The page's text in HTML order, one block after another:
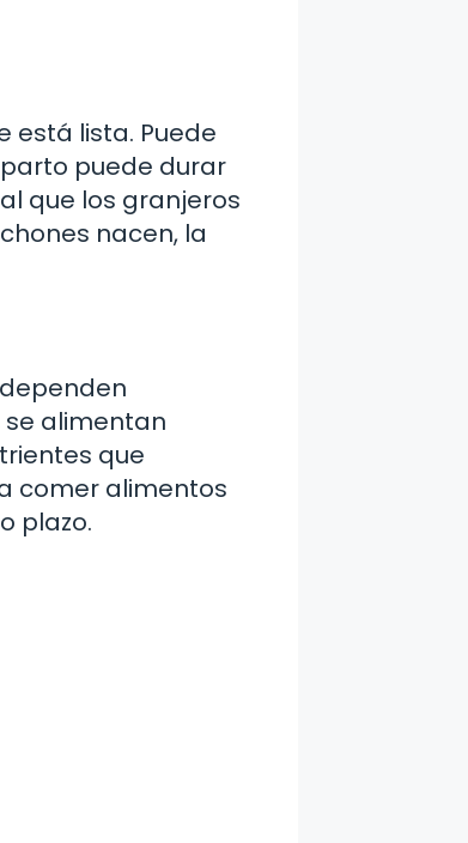
está lista. Puede
puede durar
que los granjeros
nacen, la
alimentan
que
comer alimentos
plazo.